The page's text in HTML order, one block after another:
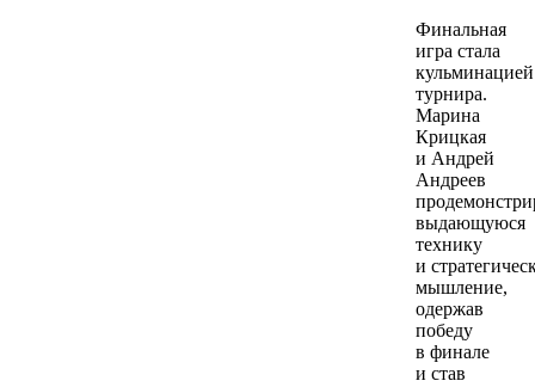
Финальная
игра стала
кульминацией
турнира.
Марина
Крицкая
и Андрей
Андреев
выдающуюся
технику
и
мышление,
одержав
победу
в финале
и став